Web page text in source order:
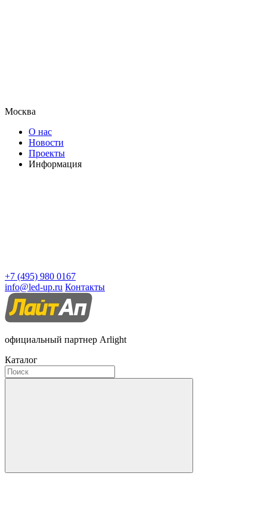
Москва
О нас
Новости
Проекты
Информация
+7 (495) 980 0167
info@led-up.ru Контакты
официальный партнер Arlight
Каталог